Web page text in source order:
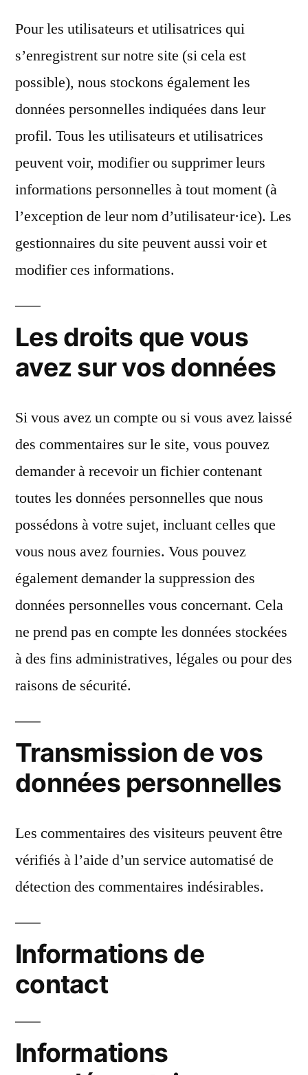
Pour les utilisateurs et utilisatrices qui
s’enregistrent sur notre site (si cela est
possible), nous stockons également les
données personnelles indiquées dans leur
profil. Tous les utilisateurs et utilisatrices
peuvent voir, modifier ou supprimer leurs
informations personnelles à tout moment (à
l’exception de leur nom d’utilisateur·ice). Les
gestionnaires du site peuvent aussi voir et
modifier ces informations.
Les droits que vous
avez sur vos données
Si vous avez un compte ou si vous avez laissé
des commentaires sur le site, vous pouvez
demander à recevoir un fichier contenant
toutes les données personnelles que nous
possédons à votre sujet, incluant celles que
vous nous avez fournies. Vous pouvez
également demander la suppression des
données personnelles vous concernant. Cela
ne prend pas en compte les données stockées
à des fins administratives, légales ou pour des
raisons de sécurité.
Transmission de vos
données personnelles
Les commentaires des visiteurs peuvent être
vérifiés à l’aide d’un service automatisé de
détection des commentaires indésirables.
Informations de
contact
Informations